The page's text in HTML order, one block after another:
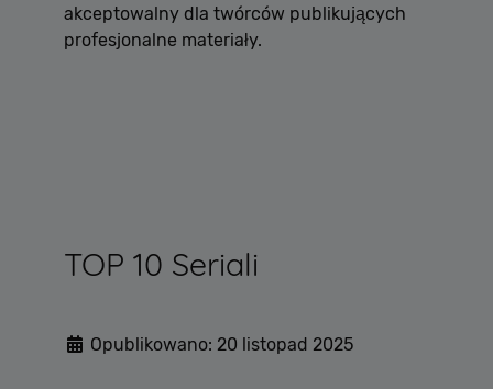
akceptowalny dla twórców publikujących
profesjonalne materiały.
TOP 10 Seriali
Opublikowano: 20 listopad 2025